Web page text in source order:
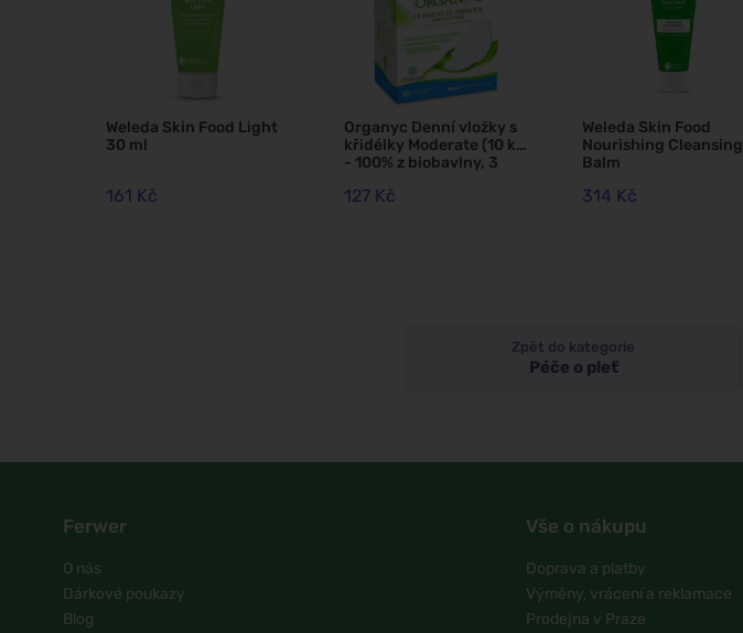
Weleda Skin Food Light
30 ml
161 Kč
Organyc Denní vložky s
křidélky Moderate (10 ks)
- 100% z biobavlny, 3
127 Kč
Weleda Skin Food
Nourishing Cleansing
Balm
314 Kč
Zpět do kategorie
Péče o pleť
Ferwer
O nás
Dárkové poukazy
Blog
Vše o nákupu
Doprava a platby
Výměny, vrácení a reklamace
Prodejna v Praze